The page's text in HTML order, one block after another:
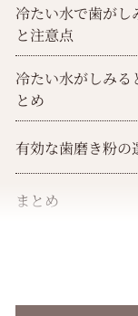
冷たい水で歯が
と注意点
冷たい水がしみる
とめ
有効な歯磨き粉
まとめ